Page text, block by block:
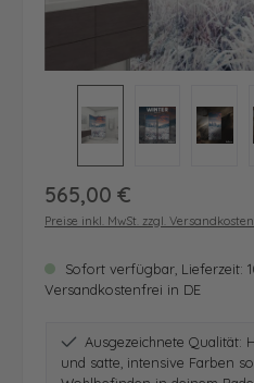
Regulärer Preis:
565,00 €
Preise inkl. MwSt. zzgl. Versandkosten
Sofort verfügbar, Lieferzeit:
Versandkostenfrei in DE
Ausgezeichnete Qualität:
und satte, intensive Farben